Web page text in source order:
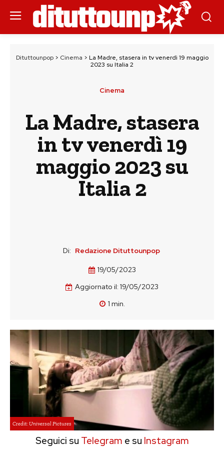
Dituttounpop> Cinema > La Madre, stasera in tv venerdì 19 maggio
2023 su Italia 2
Cinema
La Madre, stasera
in tv venerdì 19
maggio 2023 su
Italia 2
Di: Redazione Dituttounpop
19/05/2023
Aggiornato il: 19/05/2023
1 min.
Credit: Universal Pictures
Seguici su Telegram e su Instagram